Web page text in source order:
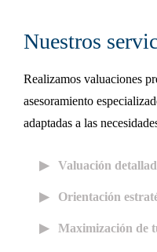
Nuestros
Realizamos valuaciones
asesoramiento
adaptadas a las
▶︎ Valuación
▶︎ Orientación
▶︎ Maximización de